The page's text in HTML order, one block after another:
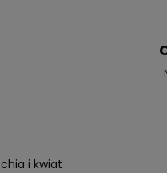
i kwiat